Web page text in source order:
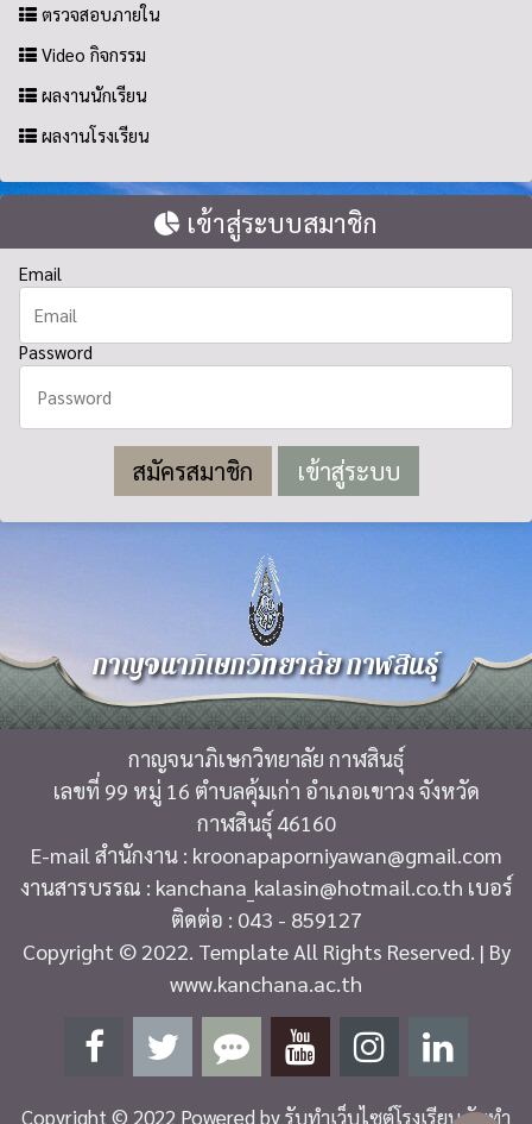
ตรวจสอบภายใน
Video กิจกรรม
ผลงานนักเรียน
ผลงานโรงเรียน
เข้าสู่ระบบสมาชิก
Email
Password
สมัครสมาชิก
กาญจนาภิเษกวิทยาลัย กาฬสินธุ์
กาญจนาภิเษกวิทยาลัย กาฬสินธุ์
เลขที่ 99 หมู่ 16 ตำบลคุ้มเก่า อำเภอเขาวง จังหวัด
กาฬสินธุ์ 46160
E-mail สำนักงาน : kroonapaporniyawan@gmail.com
งานสารบรรณ : kanchana_kalasin@hotmail.co.th เบอร์
ติดต่อ : 043 - 859127
Copyright © 2022. Template All Rights Reserved. | By
www.kanchana.ac.th
Copyright © 2022 Powered byรับทำเว็บไซต์โรงเรียน รับทำ